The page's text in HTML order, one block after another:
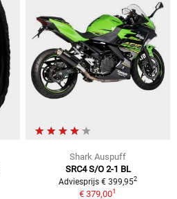
Shark Auspuff
SRC4 S/O 2-1 BL
Adviesprijs € 399,952
€ 379,001